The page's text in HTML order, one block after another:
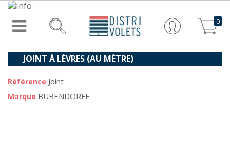
0
JOINT À LÈVRES (AU MÈTRE)
Référence Joint
Marque BUBENDORFF